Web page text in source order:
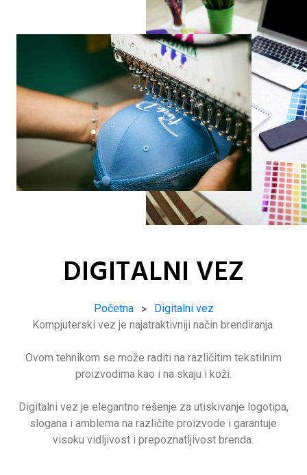
DIGITALNI VEZ
Početna >
Digitalni vez
Kompjuterski vez je najatraktivniji način brendiranja.
Ovom tehnikom se može raditi na različitim tekstilnim
proizvodima kao i na skaju i koži.
Digitalni vez je elegantno rešenje za utiskivanje logotipa,
slogana i amblema na različite proizvode i garantuje
visoku vidljivost i prepoznatljivost brenda.